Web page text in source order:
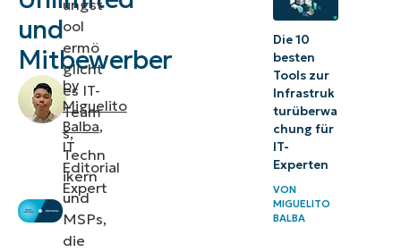
und
Mitbewerber
by
Miguelito
Balba,
IT
Editorial
Expert
Endpunktverwaltungsplattform
ungst
ool
ermö
glicht
es IT-
Team
s,
Techn
ikern
und
MSPs,
die
Die 10
besten
Tools zur
Infrastruk
turüberwa
chung für
IT-
Experten
VON
MIGUELITO
BALBA